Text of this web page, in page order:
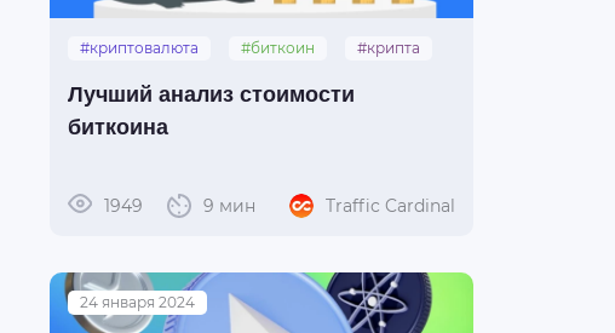
#криптовалюта #биткоин
#крипта
Лучший анализ стоимости
биткоина
1949 9 мин Traffic Cardinal
24 января 2024